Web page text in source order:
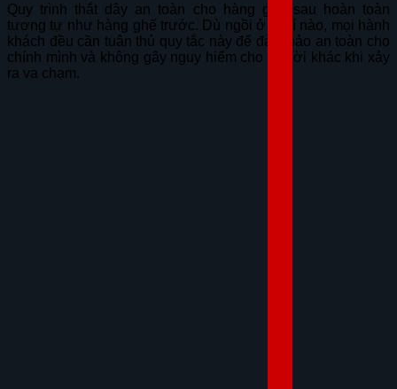
Quy trình thắt dây an toàn cho hàng ghế sau hoàn toàn
tương tự như hàng ghế trước. Dù ngồi ở vị trí nào, mọi hành
khách đều cần tuân thủ quy tắc này để đảm bảo an toàn cho
chính mình và không gây nguy hiểm cho người khác khi xảy
ra va chạm.